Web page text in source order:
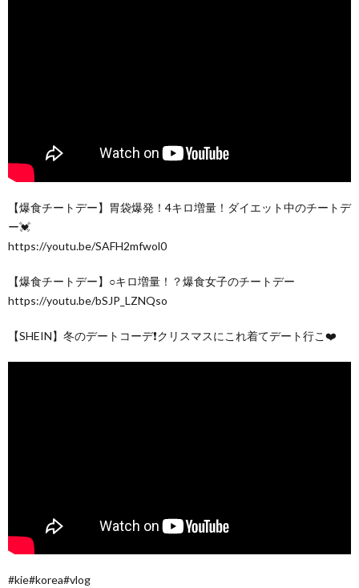
【爆食チートデー】胃袋爆発！4キロ増量！ダイエット中のチートデ
ー💓
https://youtu.be/SAFH2mfwol0
【爆食チートデー】○キロ増量！？爆食女子のチートデー
https://youtu.be/bSJP_LZNQso
【SHEIN】冬のデートコーデ❗️クリスマスにこれ着てデート行こ❤️
#kie#korea#vlog